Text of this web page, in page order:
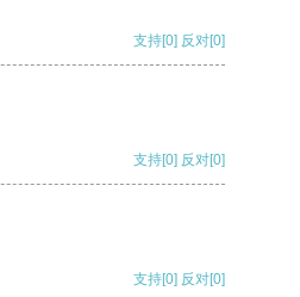
支持[0] 反对[0]
支持[0] 反对[0]
支持[0] 反对[0]